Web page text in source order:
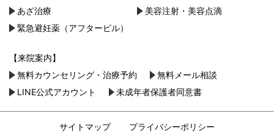
あざ治療
美容注射・美容点滴
緊急避妊薬（アフターピル）
【来院案内】
無料カウンセリング・治療予約
無料メール相談
LINE公式アカウント
未成年者保護者同意書
サイトマップ プライバシーポリシー